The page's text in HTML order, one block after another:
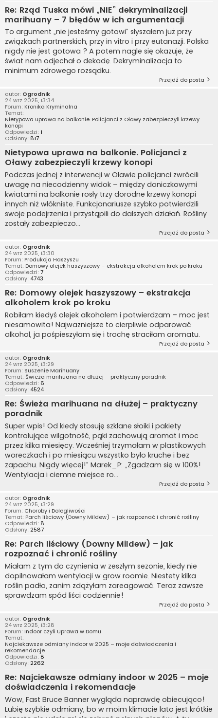
Re: Rząd Tuska mówi „NIE” dekryminalizacji
marihuany – 7 błędów w ich argumentacji
To argument „nie jesteśmy gotowi” słyszałem już przy
związkach partnerskich, przy in vitro i przy eutanazji. Polska
nigdy nie jest gotowa ? A potem nagle się okazuje, że
świat nam odjechał o dekadę. Dekryminalizacja to
minimum zdrowego rozsądku.
Przejdź do posta
autor: Ogrodnik
24 wrz 2025, 13:34
Forum: Kronika Kryminalna
Temat:
Nietypowa uprawa na balkonie. Policjanci z Oławy zabezpieczyli krzewy
konopi
Odpowiedzi: 1
Odsłony: 817
Nietypowa uprawa na balkonie. Policjanci z
Oławy zabezpieczyli krzewy konopi
Podczas jednej z interwencji w Oławie policjanci zwrócili
uwagę na niecodzienny widok – między doniczkowymi
kwiatami na balkonie rosły trzy dorodne krzewy konopi
innych niż włókniste. Funkcjonariusze szybko potwierdzili
swoje podejrzenia i przystąpili do dalszych działań. Rośliny
zostały zabezpieczo...
Przejdź do posta
autor: Ogrodnik
24 wrz 2025, 13:30
Forum: Produkcja Haszyszu
Temat: Domowy olejek haszyszowy – ekstrakcja alkoholem krok po kroku
Odpowiedzi: 7
Odsłony: 4743
Re: Domowy olejek haszyszowy – ekstrakcja
alkoholem krok po kroku
Robiłam kiedyś olejek alkoholem i potwierdzam – moc jest
niesamowita! Najważniejsze to cierpliwie odparować
alkohol, ja pośpieszyłam się i trochę straciłam aromatu.
Przejdź do posta
autor: Ogrodnik
24 wrz 2025, 13:29
Forum: Suszenie Marihuany
Temat: Świeża marihuana na dłużej – praktyczny poradnik
Odpowiedzi: 6
Odsłony: 4524
Re: Świeża marihuana na dłużej – praktyczny
poradnik
Super wpis! Od kiedy stosuję szklane słoiki i pakiety
kontrolujące wilgotność, pąki zachowują aromat i moc
przez kilka miesięcy. Wcześniej trzymałam w plastikowych
woreczkach i po miesiącu wszystko było kruche i bez
zapachu. Nigdy więcej!” Marek_P: „Zgadzam się w 100%!
Wentylacja i ciemne miejsce ro...
Przejdź do posta
autor: Ogrodnik
24 wrz 2025, 13:29
Forum: Choroby i Dolegliwości
Temat: Parch liściowy (Downy Mildew) – jak rozpoznać i chronić rośliny
Odpowiedzi: 8
Odsłony: 2587
Re: Parch liściowy (Downy Mildew) – jak
rozpoznać i chronić rośliny
Miałam z tym do czynienia w zeszłym sezonie, kiedy nie
dopilnowałam wentylacji w grow roomie. Niestety kilka
roślin padło, zanim zdążyłam zareagować. Teraz zawsze
sprawdzam spód liści codziennie!
Przejdź do posta
autor: Ogrodnik
24 wrz 2025, 13:28
Forum: Indoor czyli Uprawa w Domu
Temat:
Najciekawsze odmiany indoor w 2025 – moje doświadczenia i
rekomendacje
Odpowiedzi: 8
Odsłony: 2262
Re: Najciekawsze odmiany indoor w 2025 – moje
doświadczenia i rekomendacje
Wow, Fast Bruce Banner wygląda naprawdę obiecująco!
Lubię szybkie odmiany, bo w moim klimacie lato jest krótkie